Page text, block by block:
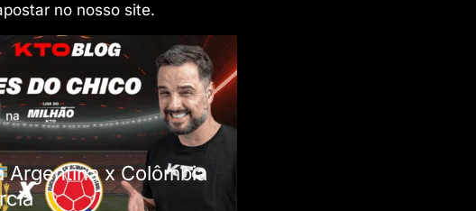
no nosso site.
Argentina x Colômbia